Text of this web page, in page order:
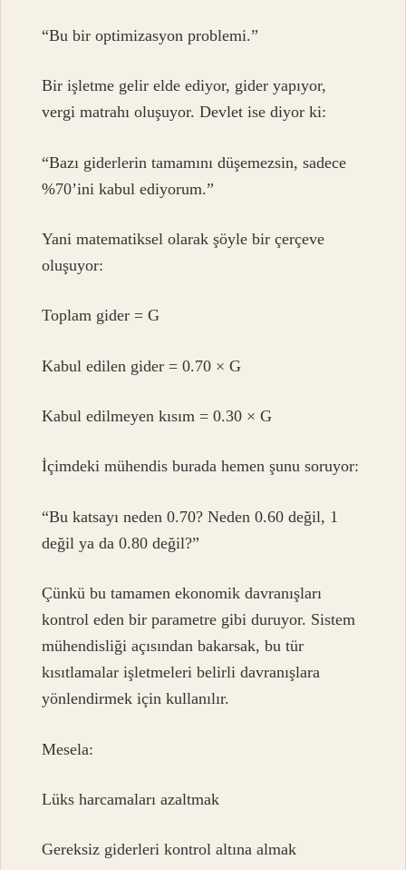
“Bu bir optimizasyon problemi.”
Bir işletme gelir elde ediyor, gider yapıyor,
vergi matrahı oluşuyor. Devlet ise diyor ki:
“Bazı giderlerin tamamını düşemezsin, sadece
%70’ini kabul ediyorum.”
Yani matematiksel olarak şöyle bir çerçeve
oluşuyor:
Toplam gider = G
Kabul edilen gider = 0.70 × G
Kabul edilmeyen kısım = 0.30 × G
İçimdeki mühendis burada hemen şunu soruyor:
“Bu katsayı neden 0.70? Neden 0.60 değil, 1
değil ya da 0.80 değil?”
Çünkü bu tamamen ekonomik davranışları
kontrol eden bir parametre gibi duruyor. Sistem
mühendisliği açısından bakarsak, bu tür
kısıtlamalar işletmeleri belirli davranışlara
yönlendirmek için kullanılır.
Mesela:
Lüks harcamaları azaltmak
Gereksiz giderleri kontrol altına almak